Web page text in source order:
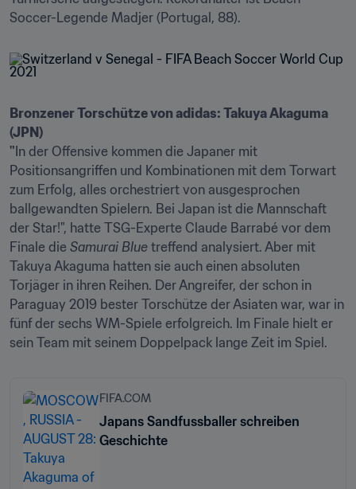
Soccer-Legende Madjer (Portugal, 88).
Bronzener Torschütze von adidas: Takuya Akaguma
(JPN)
" In der Offensive kommen die Japaner mit
Positionsangriffen und Kombinationen mit dem Torwart
zum Erfolg, alles orchestriert von ausgesprochen
ballgewandten Spielern. Bei Japan ist die Mannschaft
der Star!", hatte TSG-Experte Claude Barrabé vor dem
Finale die Samurai Blue treffend analysiert. Aber mit
Takuya Akaguma hatten sie auch einen absoluten
Torjäger in ihren Reihen. Der Angreifer, der schon in
Paraguay 2019 bester Torschütze der Asiaten war, war in
fünf der sechs WM-Spiele erfolgreich. Im Finale hielt er
sein Team mit seinem Doppelpack lange Zeit im Spiel.
FIFA.COM
Japans Sandfussballer schreiben
Geschichte